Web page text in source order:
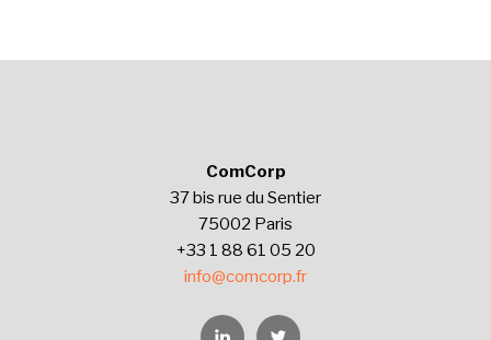
ComCorp
37 bis rue du Sentier
75002 Paris
+33 1 88 61 05 20
info@comcorp.fr
LinkedinTwitter